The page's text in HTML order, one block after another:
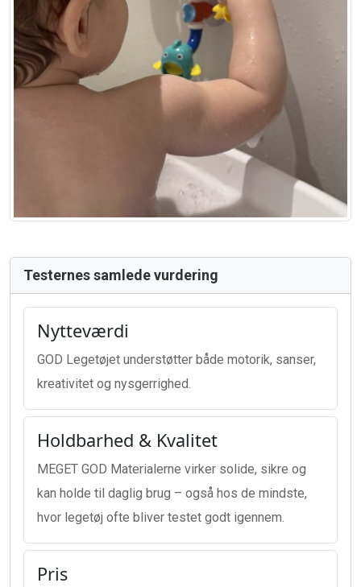
Testernes samlede vurdering
Nytteværdi
GOD Legetøjet understøtter både motorik, sanser,
kreativitet og nysgerrighed.
Holdbarhed & Kvalitet
MEGET GOD Materialerne virker solide, sikre og
kan holde til daglig brug – også hos de mindste,
hvor legetøj ofte bliver testet godt igennem.
Pris